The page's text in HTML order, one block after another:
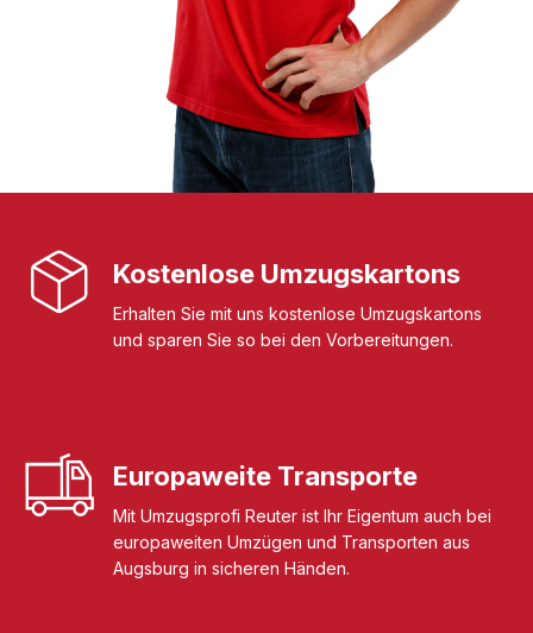
Kostenlose Umzugskartons
Erhalten Sie mit uns kostenlose Umzugskartons
und sparen Sie so bei den Vorbereitungen.
Europaweite Transporte
Mit Umzugsprofi Reuter ist Ihr Eigentum auch bei
europaweiten Umzügen und Transporten aus
Augsburg in sicheren Händen.